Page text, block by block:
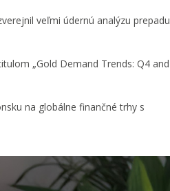
veľmi údernú analýzu prepadu
„Gold Demand Trends: Q4 and
na globálne finančné trhy s